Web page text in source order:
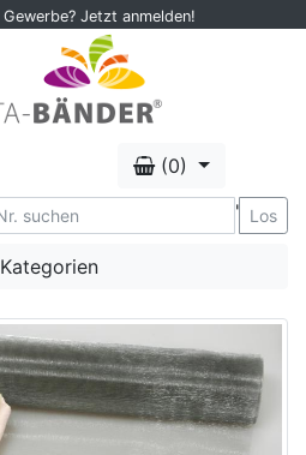
Jetzt anmelden!
(0)
' Los